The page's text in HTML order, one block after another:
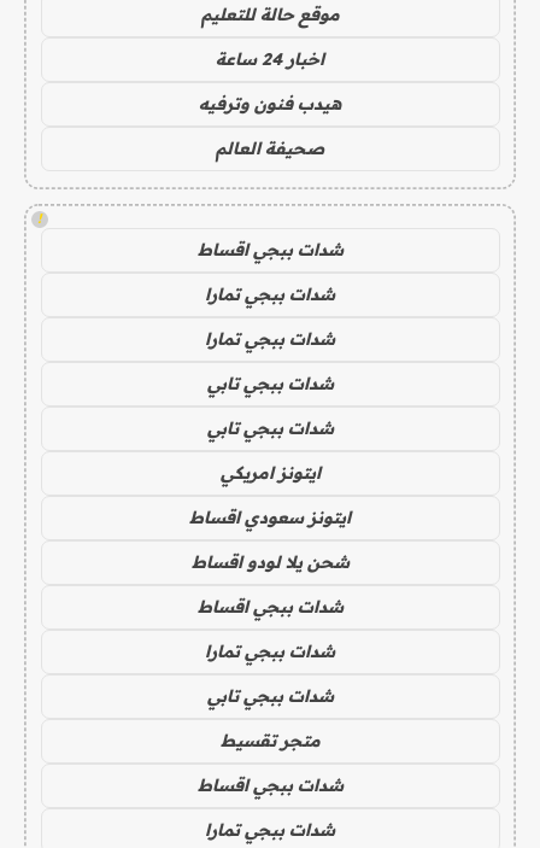
موقع حالة للتعليم
اخبار 24 ساعة
هيدب فنون وترفيه
صحيفة العالم
!
شدات ببجي اقساط
شدات ببجي تمارا
شدات ببجي تمارا
شدات ببجي تابي
شدات ببجي تابي
ايتونز امريكي
ايتونز سعودي اقساط
شحن يلا لودو اقساط
شدات ببجي اقساط
شدات ببجي تمارا
شدات ببجي تابي
متجر تقسيط
شدات ببجي اقساط
شدات ببجي تمارا